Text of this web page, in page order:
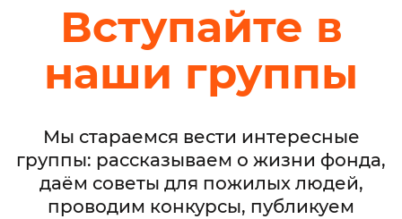
Вступайте в
наши группы
Мы стараемся вести интересные
группы: рассказываем о жизни фонда,
даём советы для пожилых людей,
проводим конкурсы, публикуем